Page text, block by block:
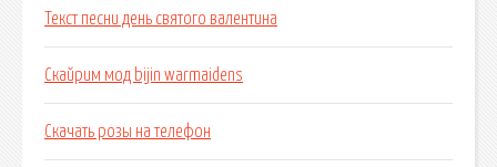
Текст песни день святого валентина
Скайрим мод bijin warmaidens
Скачать розы на телефон